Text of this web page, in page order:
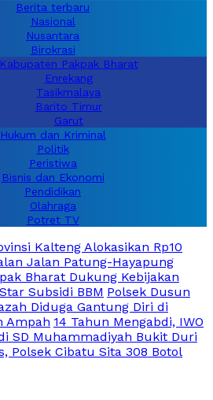
Berita terbaru
Nasional
Nusantara
Birokrasi
Kabupaten Pakpak Bharat
Enrekang
Tasikmalaya
Barito Timur
Garut
Hukum dan Kriminal
Politik
Peristiwa
Bisnis dan Ekonomi
Pendidikan
Olahraga
Potret TV
Kalteng Alokasikan Rp10
Jalan Patung-Hayapung
Bharat Dukung Kebijakan
Subsidi BBM Polsek Dusun
Diduga Gantung Diri di
Ampah 14 Tahun Mengabdi, IWO
SD Muhammadiyah Bukit Duri
Polsek Cibatu Sita 308 Botol